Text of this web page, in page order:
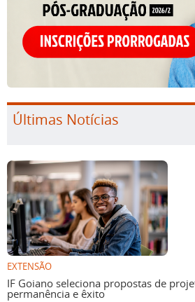
Últimas Notícias
EXTENSÃO
IF Goiano seleciona propostas de
permanência e êxito